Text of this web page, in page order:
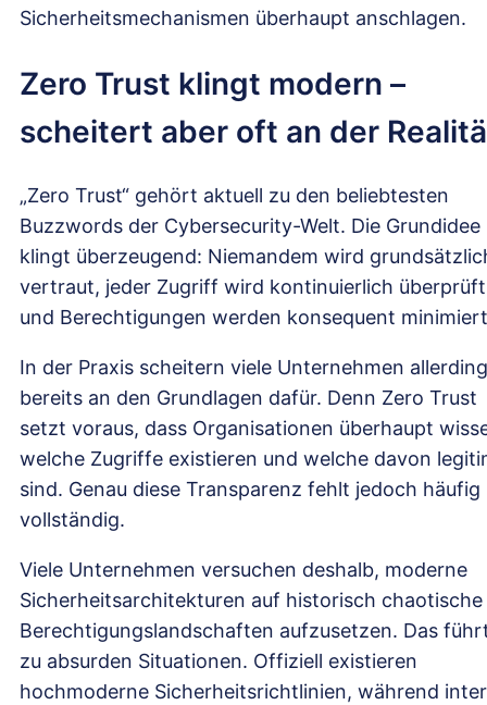
Sicherheitsmechanismen überhaupt anschlagen.
Zero Trust klingt modern –
scheitert aber oft an der
„Zero Trust“ gehört aktuell zu den beliebtesten
Buzzwords der Cybersecurity-Welt. Die Grundidee
klingt überzeugend: Niemandem wird
vertraut, jeder Zugriff wird kontinuierlich überprüft
und Berechtigungen werden konsequent
In der Praxis scheitern viele Unternehmen
bereits an den Grundlagen dafür. Denn Zero Trust
setzt voraus, dass Organisationen überhaupt
welche Zugriffe existieren und welche davon
sind. Genau diese Transparenz fehlt jedoch häufig
vollständig.
Viele Unternehmen versuchen deshalb, moderne
Sicherheitsarchitekturen auf historisch chaotische
Berechtigungslandschaften aufzusetzen. Das
zu absurden Situationen. Offiziell existieren
hochmoderne Sicherheitsrichtlinien, während